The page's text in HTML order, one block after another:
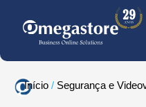
Início / Segurança e